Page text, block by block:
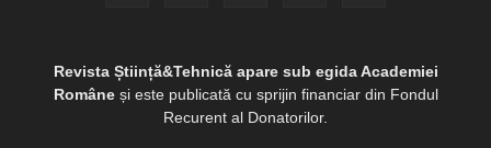
Revista Știință&Tehnică apare sub egida Academiei
Româneși este publicată cu sprijin financiar din Fondul
Recurent al Donatorilor.